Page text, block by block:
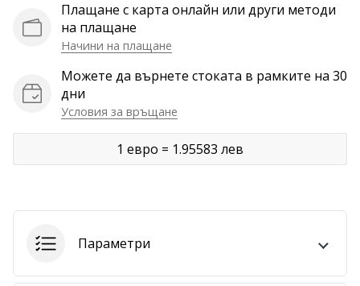
да
генерират
приходи.
…
Плащане с карта онлайн или други методи
на плащане
Начини на плащане
Можете да върнете стоката в рамките на 30
дни
Условия за връщане
1 евро = 1.95583 лев
Параметри